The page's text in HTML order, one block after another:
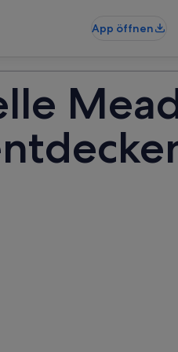
App öffnen